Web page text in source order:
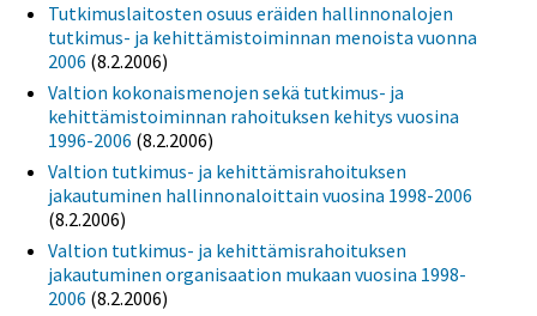
Tutkimuslaitosten osuus eräiden hallinnonalojen
tutkimus- ja kehittämistoiminnan menoista vuonna
2006 (8.2.2006)
Valtion kokonaismenojen sekä tutkimus- ja
kehittämistoiminnan rahoituksen kehitys vuosina
1996-2006 (8.2.2006)
Valtion tutkimus- ja kehittämisrahoituksen
jakautuminen hallinnonaloittain vuosina 1998-2006
(8.2.2006)
Valtion tutkimus- ja kehittämisrahoituksen
jakautuminen organisaation mukaan vuosina 1998-
2006 (8.2.2006)